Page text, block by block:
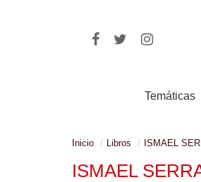
Temáticas
Inicio Libros ISMAEL
ISMAEL